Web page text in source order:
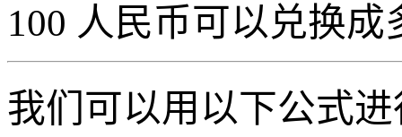
100 人民币可以兑换成
我们可以用以下公式